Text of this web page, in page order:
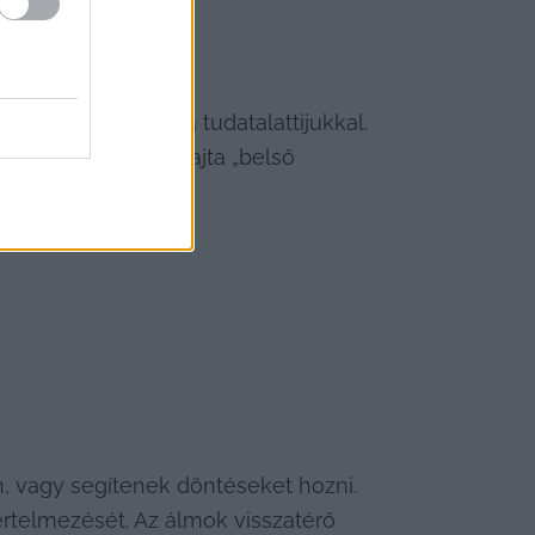
alakítsanak ki a tudatalattijukkal.
az álmod. Egyfajta „belső
vagy segítenek döntéseket hozni.
Az álmok visszatérő